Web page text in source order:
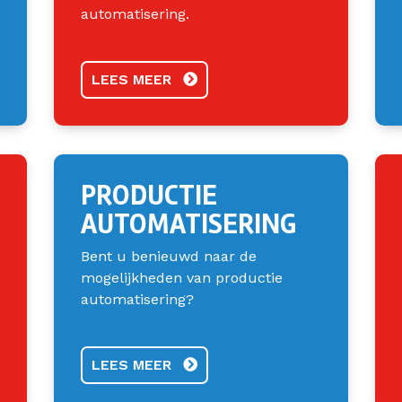
automatisering.
LEES MEER
PRODUCTIE
AUTOMATISERING
Bent u benieuwd naar de
mogelijkheden van productie
automatisering?
LEES MEER